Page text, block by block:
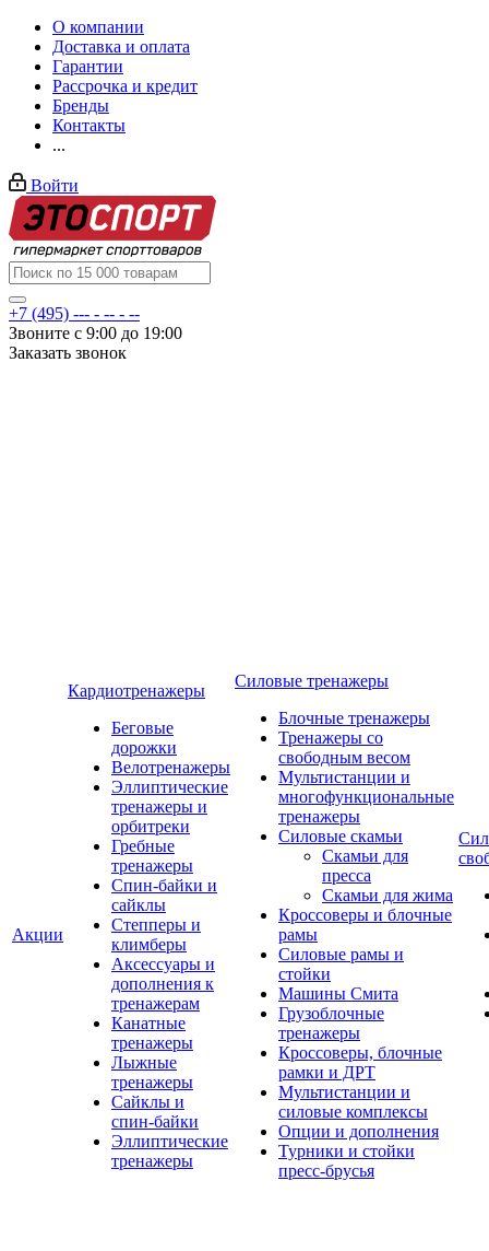
О компании
Доставка и оплата
Гарантии
Рассрочка и кредит
Бренды
Контакты
...
Войти
+7 (495) --- - -- - --
Звоните с 9:00 до 19:00
Заказать звонок
Акции
Кардиотренажеры
Беговые
дорожки
Велотренажеры
Эллиптические
тренажеры и
орбитреки
Гребные
тренажеры
Спин-байки и
сайклы
Степперы и
климберы
Аксессуары и
дополнения к
тренажерам
Канатные
тренажеры
Лыжные
тренажеры
Сайклы и
спин-байки
Эллиптические
тренажеры
Силовые тренажеры
Блочные тренажеры
Тренажеры со
свободным весом
Мультистанции и
многофункциональные
тренажеры
Силовые скамьи
Скамьи для
пресса
Скамьи для жима
Кроссоверы и блочные
рамы
Силовые рамы и
стойки
Машины Смита
Грузоблочные
тренажеры
Кроссоверы, блочные
рамки и ДРТ
Мультистанции и
силовые комплексы
Опции и дополнения
Турники и стойки
пресс-брусья